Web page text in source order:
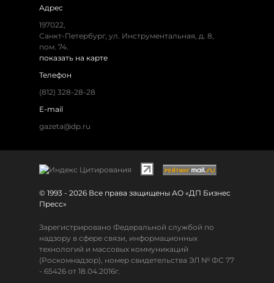
Адрес
197022,
Санкт-Петербург, ул. Инструментальная, д. 8,
пом. 74.
показать на карте
Телефон
(812) 328-28-28
E-mail
gazeta@dp.ru
© 1993 - 2026 Все права защищены АО «ДП Бизнес
Пресс»
Зарегистрировано Федеральной службой по
надзору в сфере связи, информационных
технологий и массовых коммуникаций
(Роскомнадзор), номер свидетельства ЭЛ № ФС 77
- 65426 от 18.04.2016г.